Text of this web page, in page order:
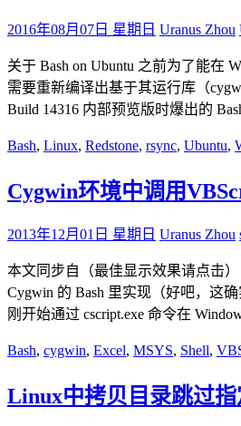
2016年08月07日 星期日 Uranus Zhou
关于 Bash on Ubuntu 之前为了能在
需要重新编译出基于其运行库（
Build 14316 内部预览版时爆出的
Bash, Linux, Redstone, rsync, Ubuntu,
Cygwin环境中调用
2013年12月01日 星期日 Uranus Zhou
本文同步自（最佳显示效果请点击）
Cygwin 的 Bash 里实现（好吧，这
刚开始通过 cscript.exe 命令在
Bash, cygwin, Excel, MSYS, Shell,
Linux中拷贝目录跳过